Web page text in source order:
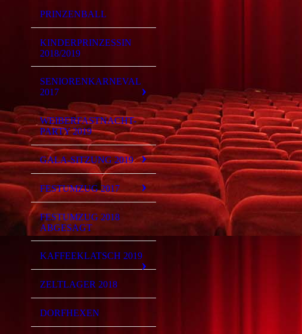
PRINZENBALL
KINDERPRINZESSIN
2018/2019
SENIORENKARNEVAL
2017
WEIBERFASTNACHT-
PARTY 2019
GALA-SITZUNG 2019
FESTUMZUG 2017
FESTUMZUG 2018
ABGESAGT
KAFFEEKLATSCH 2019
ZELTLAGER 2018
DORFHEXEN